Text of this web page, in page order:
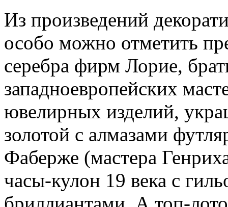
Из произведений
особо можно отметить
серебра фирм Лорие,
западноевропейских
ювелирных изделий,
золотой с алмазами
Фаберже (мастера
часы-кулон 19 века с